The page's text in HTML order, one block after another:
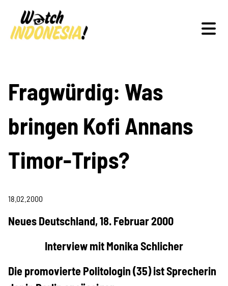
Schwerpunkte
Veranstaltungen
Projekte
Fragwürdig: Was
bringen Kofi Annans
Timor-Trips?
18.02.2000
Neues Deutschland, 18. Februar 2000
Interview mit Monika Schlicher
Die promovierte Politologin (35) ist Sprecherin